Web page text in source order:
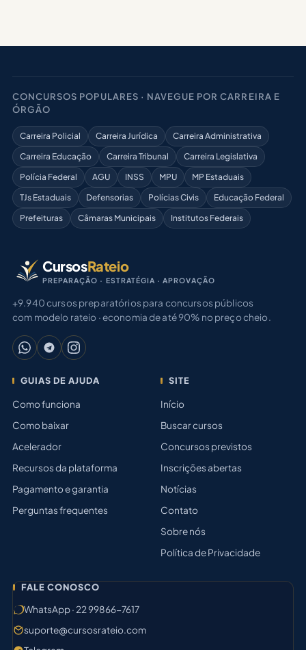
CONCURSOS POPULARES · NAVEGUE POR CARREIRA E
ÓRGÃO
Carreira Policial Carreira Jurídica
Carreira Administrativa
Carreira Educação
Carreira Tribunal
Carreira Legislativa
Polícia Federal
AGU INSS MPU
MP Estaduais
TJs Estaduais
Defensorias Polícias Civis
Educação Federal
Prefeituras
Câmaras Municipais Institutos Federais
CursosRateio
PREPARAÇÃO · ESTRATÉGIA · APROVAÇÃO
+9.940 cursos preparatórios para concursos públicos
com modelo rateio · economia de até 90% no preço cheio.
GUIAS DE AJUDA
Como funciona
Como baixar
Acelerador
Recursos da plataforma
Pagamento e garantia
Perguntas frequentes
SITE
Início
Buscar cursos
Concursos previstos
Inscrições abertas
Notícias
Contato
Sobre nós
Política de Privacidade
FALE CONOSCO
WhatsApp · 22 99866-7617
suporte@cursosrateio.com